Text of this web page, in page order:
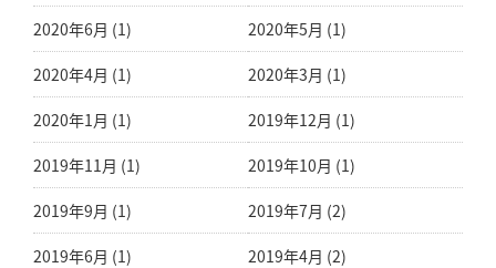
2020年6月 (1) 2020年5月 (1)
2020年4月 (1) 2020年3月 (1)
2020年1月 (1) 2019年12月 (1)
2019年11月 (1) 2019年10月 (1)
2019年9月 (1) 2019年7月 (2)
2019年6月 (1) 2019年4月 (2)